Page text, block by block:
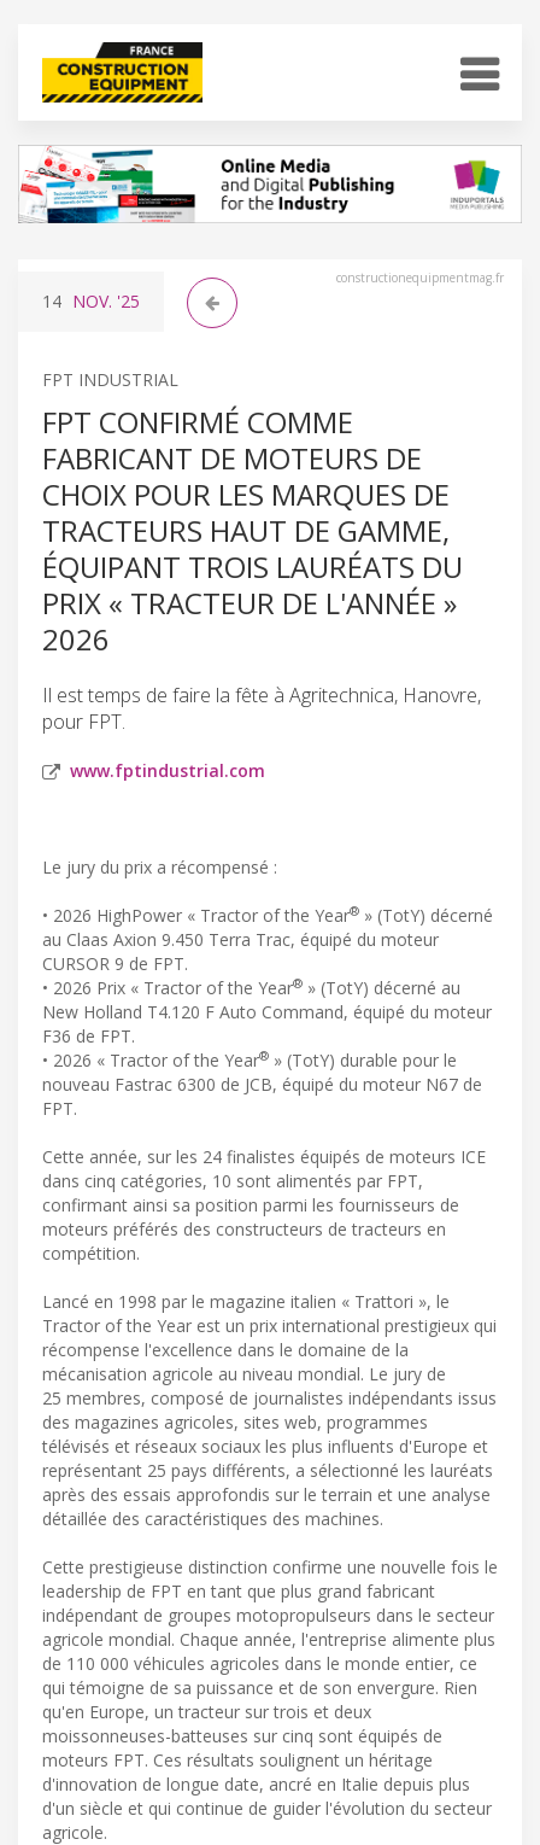
constructionequipmentmag.fr
14 NOV. '25
FPT INDUSTRIAL
FPT CONFIRMÉ COMME
FABRICANT DE MOTEURS DE
CHOIX POUR LES MARQUES DE
TRACTEURS HAUT DE GAMME,
ÉQUIPANT TROIS LAURÉATS DU
PRIX « TRACTEUR DE L'ANNÉE »
2026
Il est temps de faire la fête à Agritechnica, Hanovre,
pour FPT.
www.fptindustrial.com
Le jury du prix a récompensé :
• 2026 HighPower « Tractor of the Year® » (TotY) décerné
au Claas Axion 9.450 Terra Trac, équipé du moteur
CURSOR 9 de FPT.
• 2026 Prix « Tractor of the Year® » (TotY) décerné au
New Holland T4.120 F Auto Command, équipé du moteur
F36 de FPT.
• 2026 « Tractor of the Year® » (TotY) durable pour le
nouveau Fastrac 6300 de JCB, équipé du moteur N67 de
FPT.
Cette année, sur les 24 finalistes équipés de moteurs ICE
dans cinq catégories, 10 sont alimentés par FPT,
confirmant ainsi sa position parmi les fournisseurs de
moteurs préférés des constructeurs de tracteurs en
compétition.
Lancé en 1998 par le magazine italien « Trattori », le
Tractor of the Year est un prix international prestigieux qui
récompense l'excellence dans le domaine de la
mécanisation agricole au niveau mondial. Le jury de
25 membres, composé de journalistes indépendants issus
des magazines agricoles, sites web, programmes
télévisés et réseaux sociaux les plus influents d'Europe et
représentant 25 pays différents, a sélectionné les lauréats
après des essais approfondis sur le terrain et une analyse
détaillée des caractéristiques des machines.
Cette prestigieuse distinction confirme une nouvelle fois le
leadership de FPT en tant que plus grand fabricant
indépendant de groupes motopropulseurs dans le secteur
agricole mondial. Chaque année, l'entreprise alimente plus
de 110 000 véhicules agricoles dans le monde entier, ce
qui témoigne de sa puissance et de son envergure. Rien
qu'en Europe, un tracteur sur trois et deux
moissonneuses-batteuses sur cinq sont équipés de
moteurs FPT. Ces résultats soulignent un héritage
d'innovation de longue date, ancré en Italie depuis plus
d'un siècle et qui continue de guider l'évolution du secteur
agricole.